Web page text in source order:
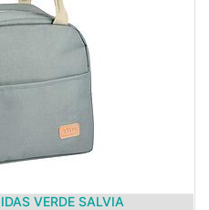
VERDE SALVIA